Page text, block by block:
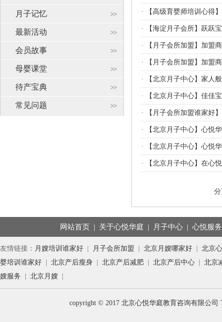
月子记忆
最新活动
会员故事
母婴课堂
待产宝典
常见问题
· 【高级育婴师培训心得】
· 【海淀月子会所】跃跃
· 【月子会所加盟】加盟
· 【月子会所加盟】加盟
· 【北京月子中心】家人
· 【北京月子中心】佳佳
· 【月子会所加盟谁家好
· 【北京月子中心】心悦
· 【北京月子中心】心悦
· 【北京月子中心】在心
网站首页 | 关于心悦华庭 | 月子中心 |心悦服务
友情链接： 月嫂培训谁家好 月子会所加盟 北京月嫂哪家好
北京
婴培训谁家好
北京产后瘦身 北京产后减肥 北京产后中心
北京
嫂服务
北京月嫂
copyright © 2017 北京心悦华庭教育咨询有限公司